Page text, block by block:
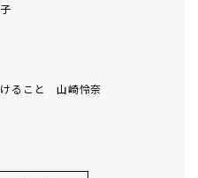
けること 山崎怜奈